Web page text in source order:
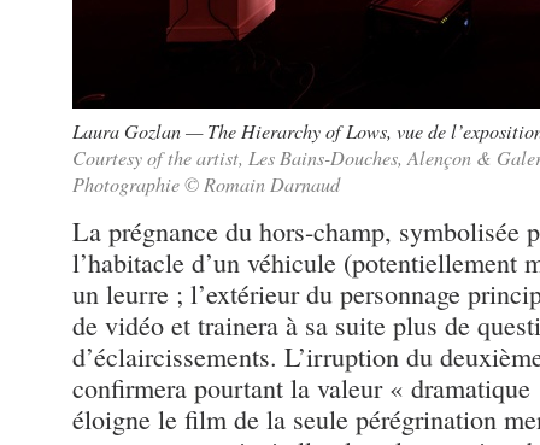
Laura Gozlan — The Hierarchy of Lows, vue de
Courtesy of the artist, Les Bains-Douches, Alençon &
Photographie © Romain Darnaud
La prégnance du hors-champ, symbolisée
l’habitacle d’un véhicule (potentiellement
un leurre ; l’extérieur du personnage
de vidéo et trainera à sa suite plus de
d’éclaircissements. L’irruption du
confirmera pourtant la valeur «
éloigne le film de la seule pérégrination